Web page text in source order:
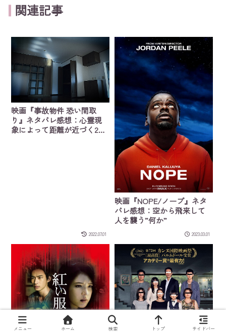
関連記事
映画『事故物件 恐い間取
り』ネタバレ感想：心霊現
象によって距離が近づく2人
2022.07.01
映画『NOPE/ノープ』ネタ
バレ感想：空から飛来して
人を襲う”何か”
2023.03.01
メニュー ホーム 検索 トップ サイドバー